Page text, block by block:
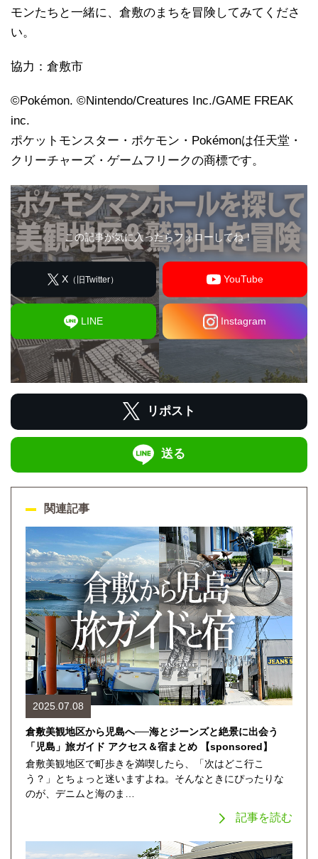
モンたちと一緒に、倉敷のまちを冒険してみてくださ
い。
協力：倉敷市
©Pokémon. ©Nintendo/Creatures Inc./GAME FREAK
inc.
ポケットモンスター・ポケモン・Pokémonは任天堂・
クリーチャーズ・ゲームフリークの商標です。
この記事が気に入ったらフォローしてね！
X （旧Twitter） YouTube
LINE Instagram
リポスト
送る
関連記事
2025.07.08
倉敷美観地区から児島へ──海とジーンズと絶景に出会う
「児島」旅ガイド アクセス＆宿まとめ 【sponsored】
倉敷美観地区で町歩きを満喫したら、「次はどこ行こ
う？」とちょっと迷いますよね。そんなときにぴったりな
のが、デニムと海のま…
記事を読む